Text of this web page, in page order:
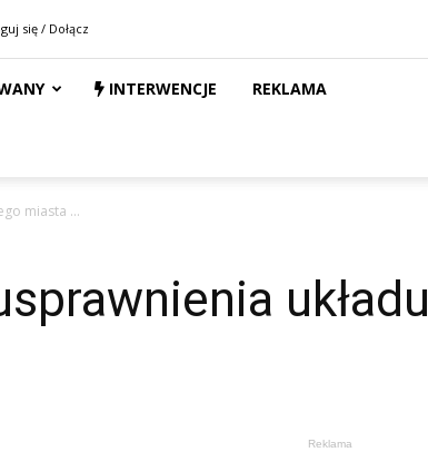
się / Dołącz
INTERWENCJE REKLAMA
miasta …
układu
Reklama